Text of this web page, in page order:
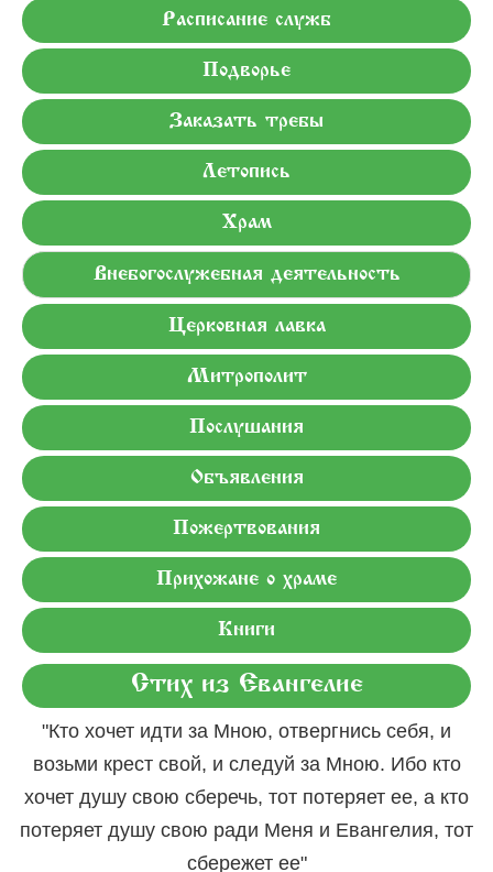
Расписание служб
Подворье
Заказать требы
Летопись
Храм
Внебогослужебная деятельность
Церковная лавка
Митрополит
Послушания
Объявления
Пожертвования
Прихожане о храме
Книги
Стих из Евангелие
"Кто хочет идти за Мною, отвергнись себя, и
возьми крест свой, и следуй за Мною. Ибо кто
хочет душу свою сберечь, тот потеряет ее, а кто
потеряет душу свою ради Меня и Евангелия, тот
сбережет ее"